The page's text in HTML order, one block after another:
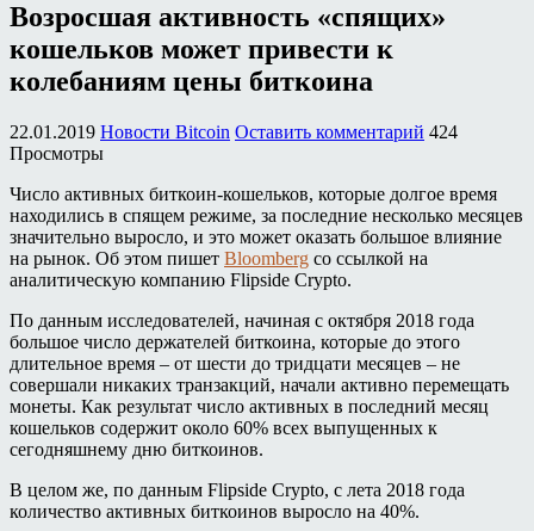
Возросшая активность «спящих»
кошельков может привести к
колебаниям цены биткоина
22.01.2019 Новости Bitcoin Оставить комментарий 424
Просмотры
Число активных биткоин-кошельков, которые долгое время
находились в спящем режиме, за последние несколько месяцев
значительно выросло, и это может оказать большое влияние
на рынок. Об этом пишет Bloomberg со ссылкой на
аналитическую компанию Flipside Crypto.
По данным исследователей, начиная с октября 2018 года
большое число держателей биткоина, которые до этого
длительное время – от шести до тридцати месяцев – не
совершали никаких транзакций, начали активно перемещать
монеты. Как результат число активных в последний месяц
кошельков содержит около 60% всех выпущенных к
сегодняшнему дню биткоинов.
В целом же, по данным Flipside Crypto, с лета 2018 года
количество активных биткоинов выросло на 40%.